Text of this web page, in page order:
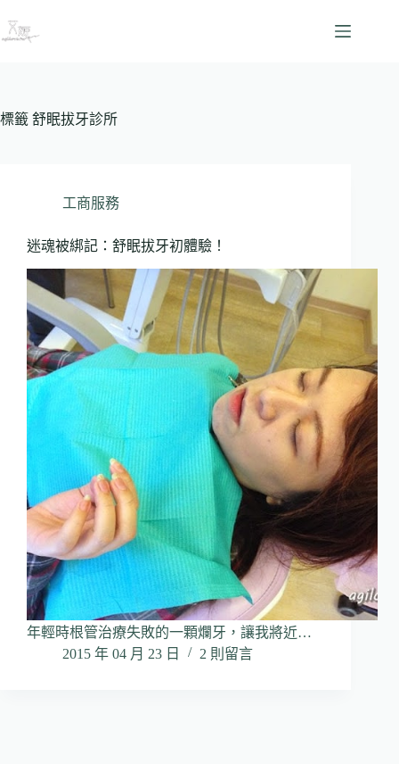
至
容
標籤 舒眠拔牙診所
工商服務
迷魂被綁記：舒眠拔牙初體驗！
年輕時根管治療失敗的一顆爛牙，讓我將近…
2015 年 04 月 23 日
2 則留言